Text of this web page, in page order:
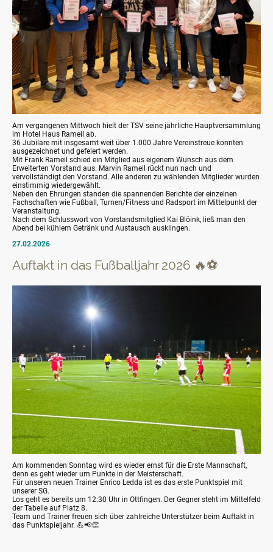
Am vergangenen Mittwoch hielt der TSV seine jährliche Hauptversammlung
im Hotel Haus Rameil ab.
36 Jubilare mit insgesamt weit über 1.000 Jahre Vereinstreue konnten
ausgezeichnet und gefeiert werden.
Mit Frank Rameil schied ein Mitglied aus eigenem Wunsch aus dem
Erweiterten Vorstand aus. Marvin Rameil rückt nun nach und
vervollständigt den Vorstand. Alle anderen zu wählenden Mitglieder wurden
einstimmig wiedergewählt.
Neben den Ehrungen standen die spannenden Berichte der einzelnen
Fachschaften wie Fußball, Turnen/Fitness und Radsport im Mittelpunkt der
Veranstaltung.
Nach dem Schlusswort von Vorstandsmitglied Kai Blöink, ließ man den
Abend bei kühlem Getränk und Austausch ausklingen.
27.02.2026
Auftakt in das Fußballjahr 2026 🔥⚽
Am kommenden Sonntag wird es wieder ernst für die Erste Mannschaft,
denn es geht wieder um Punkte in der Meisterschaft.
Für unseren neuen Trainer Enrico Ledda ist es das erste Punktspiel mit
unserer SG.
Los geht es bereits um 12:30 Uhr in Ottfingen. Der Gegner steht im Mittelfeld
der Tabelle auf Platz 8.
Team und Trainer freuen sich über zahlreiche Unterstützer beim Auftakt in
das Punktspieljahr. 💪📢👏